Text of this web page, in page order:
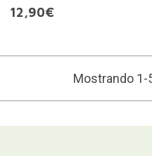
12,90€
Mostrando 1-